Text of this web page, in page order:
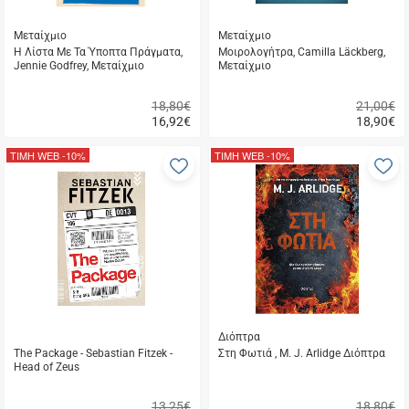
Μεταίχμιο
Η Λίστα Με Τα Ύποπτα Πράγματα,
Jennie Godfrey, Μεταίχμιο
16,92€
18,80€
αγορά
Μεταίχμιο
Μοιρολογήτρα, Camilla Läckberg,
Μεταίχμιο
18,90€
21,00€
αγορά
The Package - Sebastian Fitzek -
Head of Zeus
ΤΙΜΗ WEB-10%
Προσθήκη
αγαπημένα
Διόπτρα
Στη Φωτιά , M. J. Arlidge Διόπτρα
ΤΙΜΗ WEB-10%